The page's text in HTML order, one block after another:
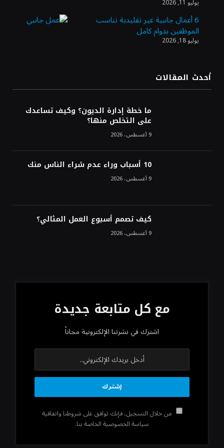
الأنشطة المالية عابرة الحدود تطوير للبيئة
الاستثمارية
الذهب يسجل أعلى مستوى في أسبوعين بدعم
في ستة أسابيع وسط تفاؤل بشأن الشرق
يوليو 11, 2026
6 أعمال جانبية غير تقليدية تناسب
الموظفين بدوام كامل
يوليو 18, 2026
أحدث المقالات
ما خطة إدارة الديون؟ وكيف تساعدك
على التخلص منها؟
9 أغسطس، 2026
10 أسباب وراء عدم شراء الناس منك
9 أغسطس، 2026
كيف تصمم أسبوع العمل المثالي؟
9 أغسطس، 2026
مع كل متابعة جديدة
اشترك في نشرتنا الإلكترونية مجاناً
من خلال التسجيل، فإنك توافق على شروطنا واتفاقية
سياسة الخصوصية الخاصة بنا.